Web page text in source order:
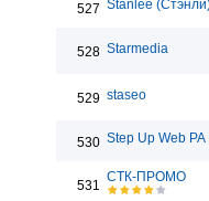
527 Stanlee
528 Starmedia
529 staseo
530 Step Up Web РА
531
СТК-ПРОМО